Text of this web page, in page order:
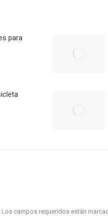
para
campos requeridos están